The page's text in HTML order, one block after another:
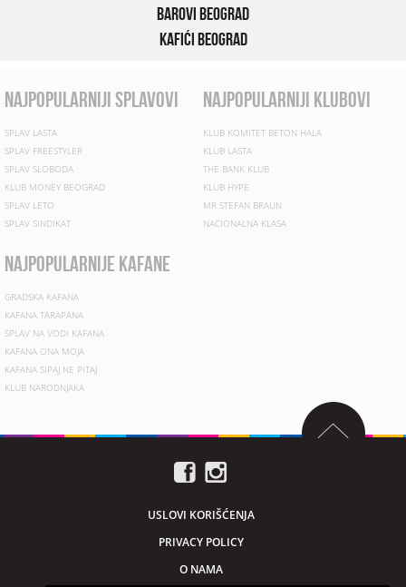
Barovi Beograd
Kafići Beograd
najpopularniji splavovi
SPLAV LASTA
SPLAV FREESTYLER
SPLAV SLOBODA
KLUB MONEY BEOGRAD
SPLAV LETO
SPLAV SINDIKAT
najpopularniji klubovi
KLUB KOMITET BETON HALA
KLUB LASTA
THE BANK KLUB
KLUB HYPE
MR STEFAN BRAUN
NACIONALNA KLASA
najpopularnije kafane
GRADSKA KAFANA
KAFANA TARAPANA
SPLAV NA VODI KAFANA
KAFANA ONA MOJA
KAFANA SIPAJ NE PITAJ
KLUB NARODNJAKA
USLOVI KORIŠĆENJA
PRIVACY POLICY
O NAMA